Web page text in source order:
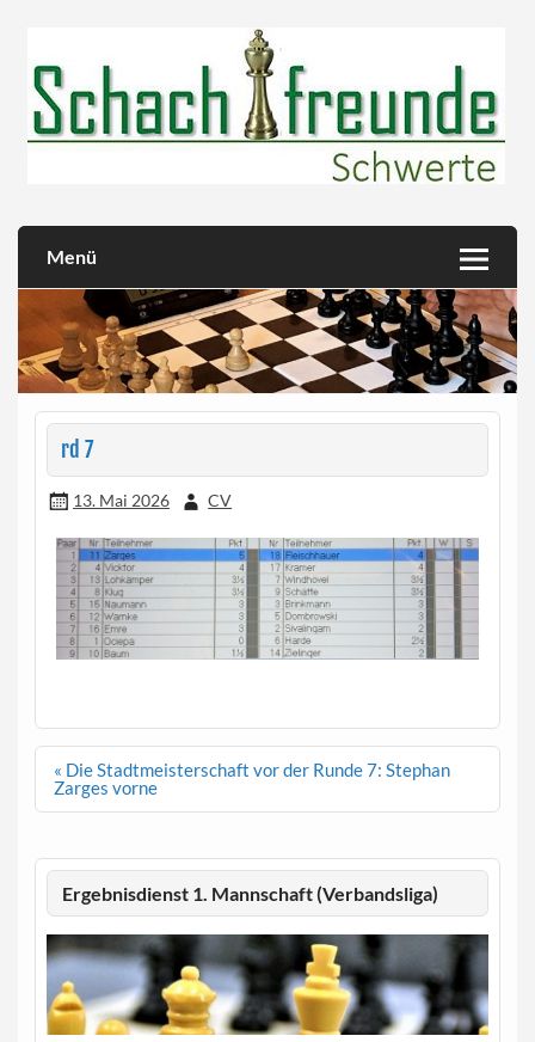
Menü
rd 7
13. Mai 2026 CV
Beitragsnavigation
« Die Stadtmeisterschaft vor der Runde 7: Stephan
Zarges vorne
Ergebnisdienst 1. Mannschaft (Verbandsliga)